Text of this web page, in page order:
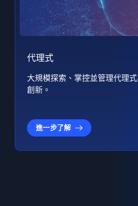
代理式
大規模探索、掌控並管理代理
創新。
進一步了解